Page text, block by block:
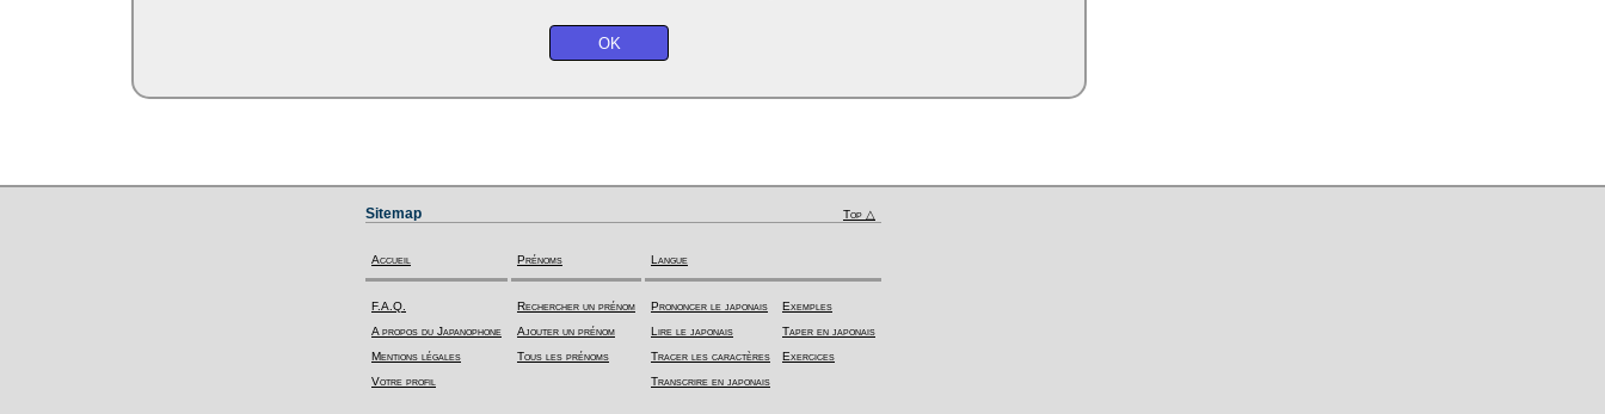
Sitemap Top △
Accueil
F.A.Q.
A propos du Japanophone
Mentions légales
Votre profil
Prénoms
Rechercher un prénom
Ajouter un prénom
Tous les prénoms
Langue
Prononcer le japonais
Lire le japonais
Tracer les caractères
Transcrire en japonais
Exemples
Taper en japonais
Exercices